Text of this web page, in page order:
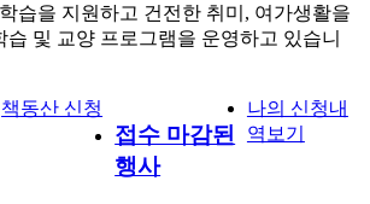
습을 지원하고 건전한 취미, 여가생활을
습 및 교양 프로그램을 운영하고 있습니
책동산 신청
접수 마감된
행사
나의 신청내
역보기